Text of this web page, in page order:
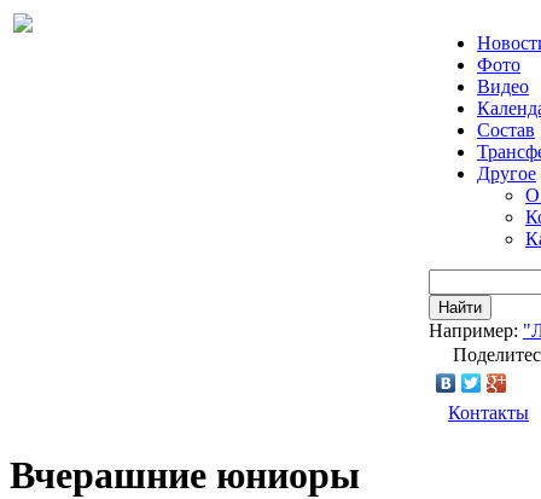
Фото
Видео
Состав
Другое
О
Найти
Например:
Контакты
Вчерашние юниоры